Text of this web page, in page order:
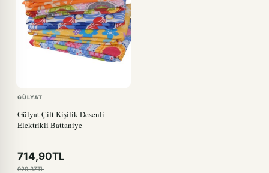
GÜLYAT
Gülyat Çift Kişilik Desenli
Elektrikli Battaniye
714,90TL
929,37TL